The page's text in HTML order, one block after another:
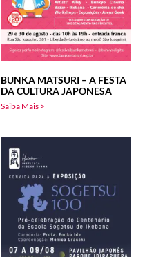
BUNKA MATSURI – A FESTA
DA CULTURA JAPONESA
Saiba Mais >